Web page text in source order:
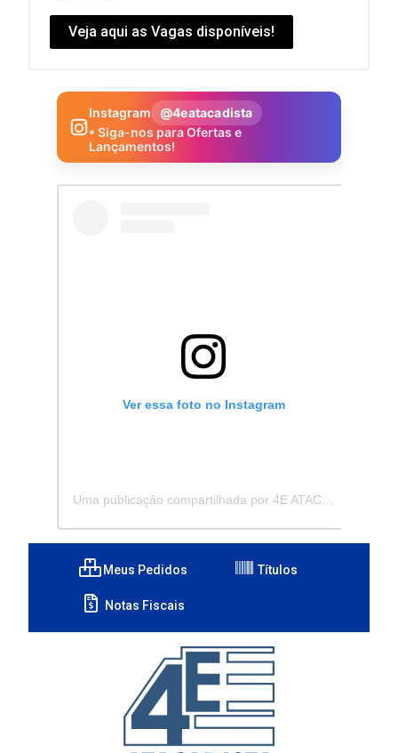
Veja aqui as Vagas disponíveis!
Instagram
@4eatacadista
• Siga-nos para Ofertas e
Lançamentos!
Ver essa foto no Instagram
Meus Pedidos Títulos
Notas Fiscais